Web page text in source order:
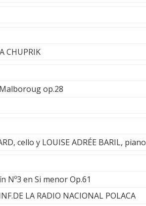
CHUPRIK
op.28
cello y LOUISE ADRÉE BARIL, piano
Nº3 en Si menor Op.61
LA RADIO NACIONAL POLACA